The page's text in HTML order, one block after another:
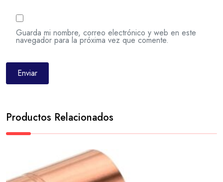
Guarda mi nombre, correo electrónico y web en este
navegador para la próxima vez que comente.
Productos Relacionados